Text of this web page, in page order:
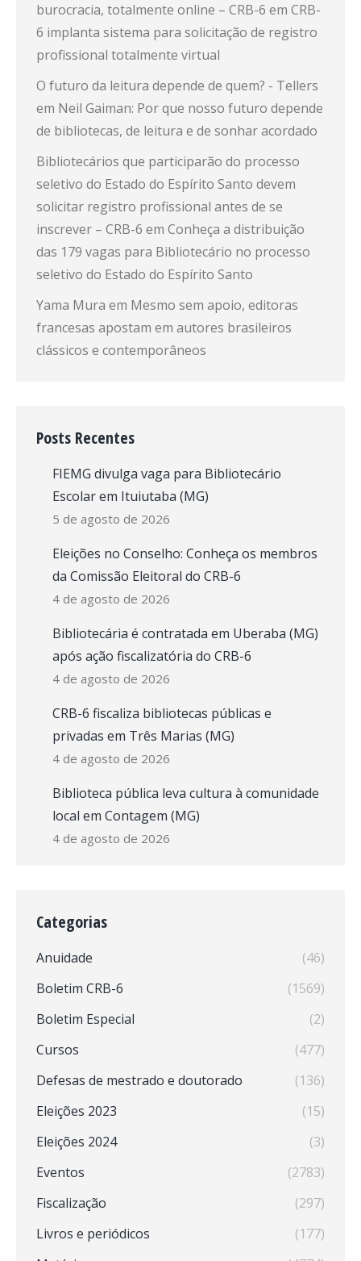
burocracia, totalmente online – CRB-6 em CRB-
6 implanta sistema para solicitação de registro
profissional totalmente virtual
O futuro da leitura depende de quem? - Tellers
em Neil Gaiman: Por que nosso futuro depende
de bibliotecas, de leitura e de sonhar acordado
Bibliotecários que participarão do processo
seletivo do Estado do Espírito Santo devem
solicitar registro profissional antes de se
inscrever – CRB-6 em Conheça a distribuição
das 179 vagas para Bibliotecário no processo
seletivo do Estado do Espírito Santo
Yama Mura em Mesmo sem apoio, editoras
francesas apostam em autores brasileiros
clássicos e contemporâneos
Posts Recentes
FIEMG divulga vaga para Bibliotecário
Escolar em Ituiutaba (MG)
5 de agosto de 2026
Eleições no Conselho: Conheça os membros
da Comissão Eleitoral do CRB-6
4 de agosto de 2026
Bibliotecária é contratada em Uberaba (MG)
após ação fiscalizatória do CRB-6
4 de agosto de 2026
CRB-6 fiscaliza bibliotecas públicas e
privadas em Três Marias (MG)
4 de agosto de 2026
Biblioteca pública leva cultura à comunidade
local em Contagem (MG)
4 de agosto de 2026
Categorias
Anuidade
(46)
Boletim CRB-6
(1569)
Boletim Especial
(2)
Cursos
(477)
Defesas de mestrado e doutorado
(136)
Eleições 2023
(15)
Eleições 2024
(3)
Eventos
(2783)
Fiscalização
(297)
Livros e periódicos
(177)